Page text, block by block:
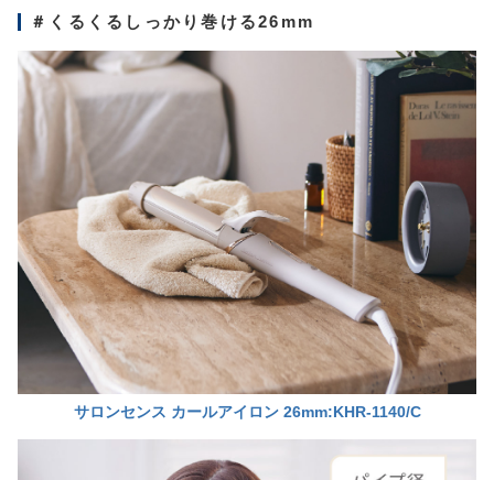
＃くるくるしっかり巻ける26mm
サロンセンス カールアイロン 26mm:KHR-1140/C